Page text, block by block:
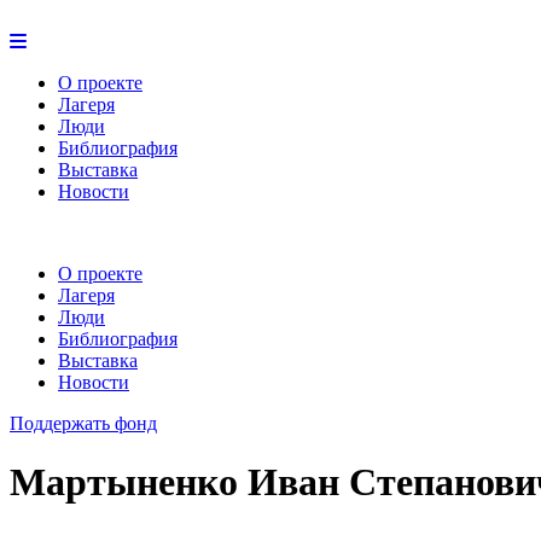
О проекте
Лагеря
Люди
Библиография
Выставка
Новости
О проекте
Лагеря
Люди
Библиография
Выставка
Новости
Поддержать фонд
Мартыненко Иван